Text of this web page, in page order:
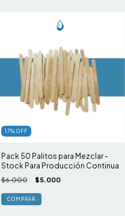
17% OFF
Pack 50 Palitos para Mezclar -
Stock Para Producción Continua
$6.000 $5.000